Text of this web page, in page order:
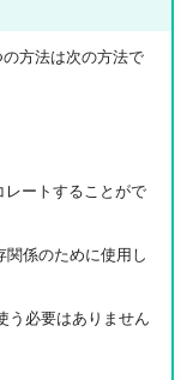
方法は次の方法で
レートすることがで
関係のために使用し
う必要はありません